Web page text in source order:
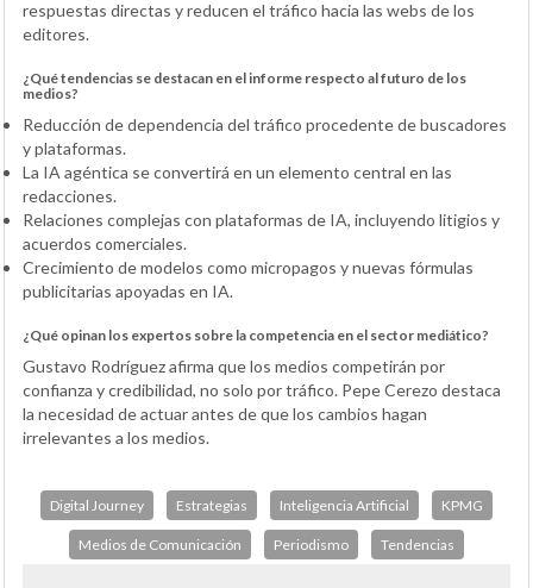
respuestas directas y reducen el tráfico hacia las webs de los
editores.
¿Qué tendencias se destacan en el informe respecto al futuro de los
medios?
Reducción de dependencia del tráfico procedente de buscadores
y plataformas.
La IA agéntica se convertirá en un elemento central en las
redacciones.
Relaciones complejas con plataformas de IA, incluyendo litigios y
acuerdos comerciales.
Crecimiento de modelos como micropagos y nuevas fórmulas
publicitarias apoyadas en IA.
¿Qué opinan los expertos sobre la competencia en el sector mediático?
Gustavo Rodríguez afirma que los medios competirán por
confianza y credibilidad, no solo por tráfico. Pepe Cerezo destaca
la necesidad de actuar antes de que los cambios hagan
irrelevantes a los medios.
Digital Journey Estrategias Inteligencia Artificial KPMG
Medios de Comunicación Periodismo Tendencias